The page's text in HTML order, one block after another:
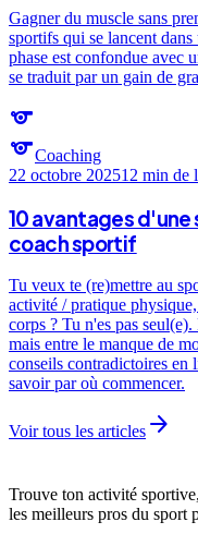
Gagner du muscle sans
sportifs qui se lancent
phase est confondue avec
se traduit par un gain de
sports
sportsCoaching
22 octobre 202512 min de
10 avantages
coach sportif
Tu veux te (re)mettre au
activité / pratique
corps ? Tu n'es pas
mais entre le manque de
conseils contradictoires
savoir par où commencer.
Voir tous les articles arrow_forward
Trouve ton activité
les meilleurs pros du sport